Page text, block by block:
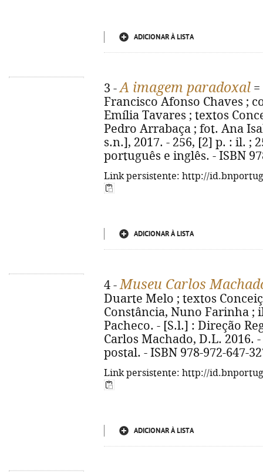
ADICIONAR À LISTA
3 -A imagem paradoxal =
Francisco Afonso Chaves ;
Emília Tavares ; textos
Pedro Arrabaça ; fot. Ana
s.n.], 2017. - 256, [2] p. : il. ;
português e inglês. - ISBN
Link persistente: http://
ADICIONAR À LISTA
4 -Museu Carlos
Duarte Melo ; textos
Constância, Nuno Farinha
Pacheco. - [S.l.] : Direção
Carlos Machado, D.L. 2016.
postal. - ISBN 978-972-647-
Link persistente: http://
ADICIONAR À LISTA